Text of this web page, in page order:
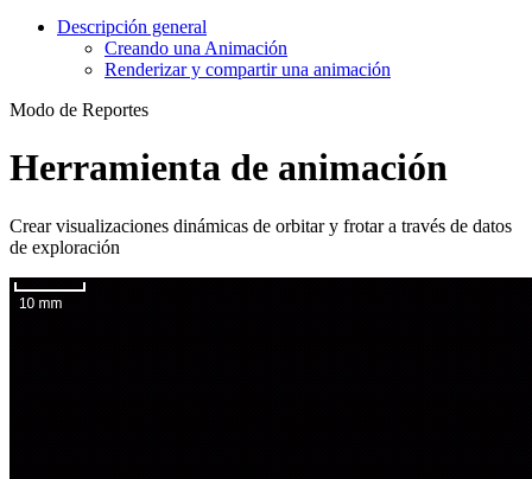
Descripción general
Creando una Animación
Renderizar y compartir una animación
Modo de Reportes
Herramienta de animación
Crear visualizaciones dinámicas de orbitar y frotar a través de datos
de exploración